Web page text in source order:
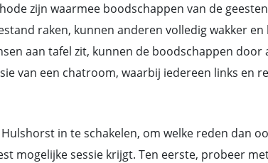
zijn waarmee boodschappen van de
raken, kunnen anderen volledig wakker
aan tafel zit, kunnen de boodschappen
van een chatroom, waarbij iedereen links en
in te schakelen, om welke reden dan
mogelijke sessie krijgt. Ten eerste, probeer